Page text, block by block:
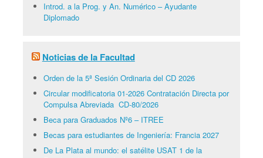
Introd. a la Prog. y An. Numérico – Ayudante
Diplomado
Noticias de la Facultad
Orden de la 5ª Sesión Ordinaria del CD 2026
Circular modificatoria 01-2026 Contratación Directa por
Compulsa Abreviada CD-80/2026
Beca para Graduados Nº6 – ITREE
Becas para estudiantes de Ingeniería: Francia 2027
De La Plata al mundo: el satélite USAT 1 de la